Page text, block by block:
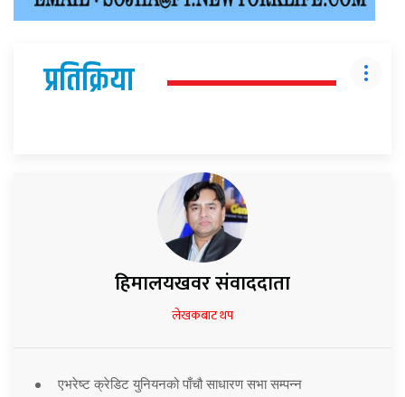
प्रतिक्रिया
हिमालयखवर संवाददाता
लेखकबाट थप
एभरेष्ट क्रेडिट युनियनको पाँचौ साधारण सभा सम्पन्न